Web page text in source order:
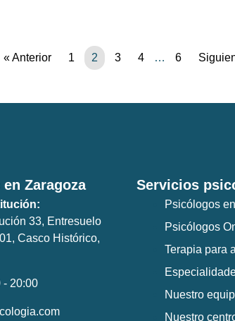
« Anterior 1 2 3 4 … 6
Zaragoza
33, Entresuelo
Casco Histórico,
- 20:00
Servicios
Psicólogos
Psicólogos
Terapia para
Nuestro
Nuestro